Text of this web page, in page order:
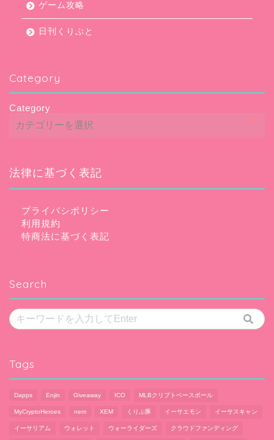
ゲーム攻略
日刊くりぷと
Category
Category
法律に基づく表記
プライバシポリシー
利用規約
特商法に基づく表記
Search
Tags
Dapps Enjin Giveaway ICO MLBクリプトベースボール
MyCryptoHeroes nem XEM くりぷ豚 イーサエモン イーサスキャン
イーサリアム ウォレット ウォーライダーズ クラウドファンディング